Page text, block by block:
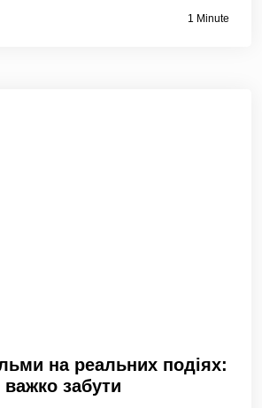
1 Minute
на реальних подіях:
важко забути